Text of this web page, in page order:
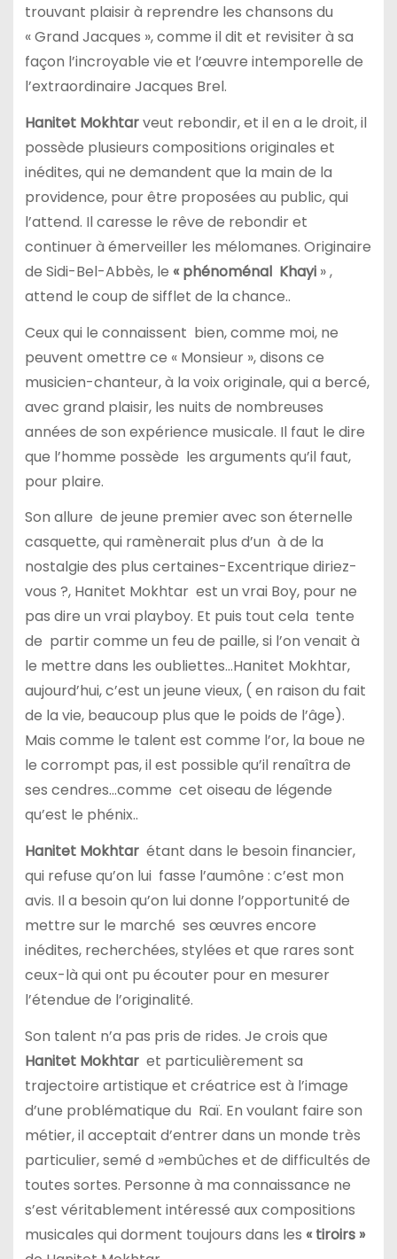
trouvant plaisir à reprendre les chansons du
« Grand Jacques », comme il dit et revisiter à sa
façon l’incroyable vie et l’œuvre intemporelle de
l’extraordinaire Jacques Brel.
Hanitet Mokhtarveut rebondir, et il en a le droit, il
possède plusieurs compositions originales et
inédites, qui ne demandent que la main de la
providence, pour être proposées au public, qui
l’attend. Il caresse le rêve de rebondir et
continuer à émerveiller les mélomanes. Originaire
de Sidi-Bel-Abbès, le « phénoménal Khayi» ,
attend le coup de sifflet de la chance..
Ceux qui le connaissent bien, comme moi, ne
peuvent omettre ce « Monsieur », disons ce
musicien-chanteur, à la voix originale, qui a bercé,
avec grand plaisir, les nuits de nombreuses
années de son expérience musicale. Il faut le dire
que l’homme possède les arguments qu’il faut,
pour plaire.
Son allure de jeune premier avec son éternelle
casquette, qui ramènerait plus d’un à de la
nostalgie des plus certaines-Excentrique diriez-
vous ?, Hanitet Mokhtar est un vrai Boy, pour ne
pas dire un vrai playboy. Et puis tout cela tente
de partir comme un feu de paille, si l’on venait à
le mettre dans les oubliettes…Hanitet Mokhtar,
aujourd’hui, c’est un jeune vieux, ( en raison du fait
de la vie, beaucoup plus que le poids de l’âge).
Mais comme le talent est comme l’or, la boue ne
le corrompt pas, il est possible qu’il renaîtra de
ses cendres…comme cet oiseau de légende
qu’est le phénix..
Hanitet Mokhtarétant dans le besoin financier,
qui refuse qu’on lui fasse l’aumône : c’est mon
avis. Il a besoin qu’on lui donne l’opportunité de
mettre sur le marché ses œuvres encore
inédites, recherchées, stylées et que rares sont
ceux-là qui ont pu écouter pour en mesurer
l’étendue de l’originalité.
Son talent n’a pas pris de rides. Je crois que
Hanitet Mokhtaret particulièrement sa
trajectoire artistique et créatrice est à l’image
d’une problématique du Raï. En voulant faire son
métier, il acceptait d’entrer dans un monde très
particulier, semé d »embûches et de difficultés de
toutes sortes. Personne à ma connaissance ne
s’est véritablement intéressé aux compositions
musicales qui dorment toujours dans les « tiroirs »